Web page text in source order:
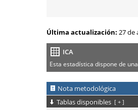
Última actualización: 27 de
ICA
Esta estadística dispone de una
Nota metodológica
Tablas disponibles [ + ]